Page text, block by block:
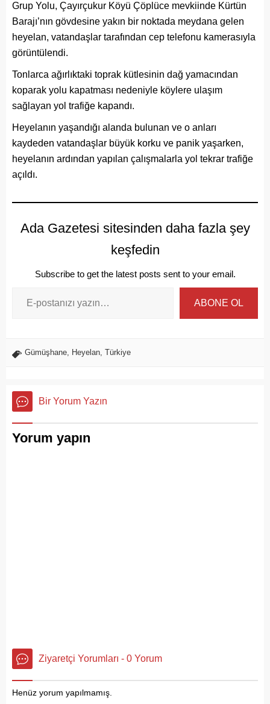
Grup Yolu, Çayırçukur Köyü Çöplüce mevkiinde Kürtün
Barajı’nın gövdesine yakın bir noktada meydana gelen
heyelan, vatandaşlar tarafından cep telefonu kamerasıyla
görüntülendi.
Tonlarca ağırlıktaki toprak kütlesinin dağ yamacından
koparak yolu kapatması nedeniyle köylere ulaşım
sağlayan yol trafiğe kapandı.
Heyelanın yaşandığı alanda bulunan ve o anları
kaydeden vatandaşlar büyük korku ve panik yaşarken,
heyelanın ardından yapılan çalışmalarla yol tekrar trafiğe
açıldı.
Ada Gazetesi sitesinden daha fazla şey
keşfedin
Subscribe to get the latest posts sent to your email.
ABONE OL
Gümüşhane, Heyelan, Türkiye
Bir Yorum Yazın
Yorum yapın
Ziyaretçi Yorumları - 0 Yorum
Henüz yorum yapılmamış.